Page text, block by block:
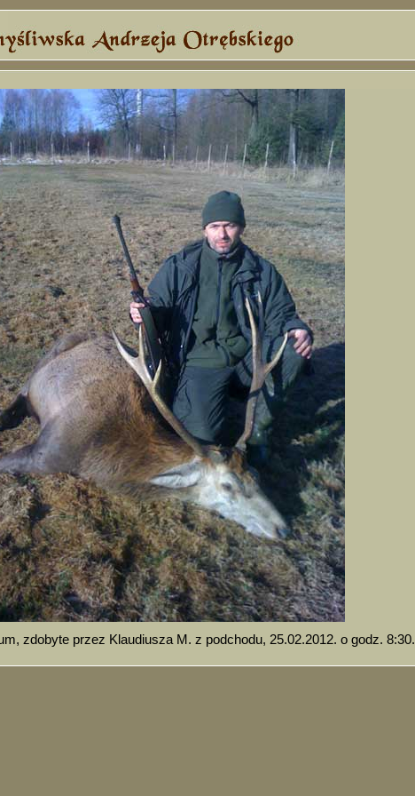
zdobyte przez Klaudiusza M. z podchodu, 25.02.2012. o godz. 8:30.